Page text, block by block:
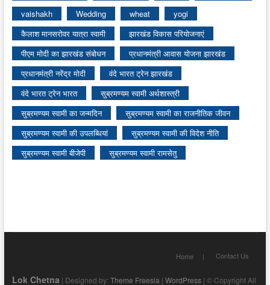
vaishakh
Wedding wheat
yogi
कैलाश मानसरोवर यात्रा स्वामी
झारखंड विकास परियोजनाएं
पीएम मोदी का झारखंड संबोधन
प्रधानमंत्री आवास योजना झारखंड
प्रधानमंत्री नरेंद्र मोदी
वंदे भारत ट्रेन झारखंड
वंदे भारत ट्रेन भारत
सुब्रमण्यम स्वामी अर्थशास्त्री
सुब्रमण्यम स्वामी का जन्मदिन
सुब्रमण्यम स्वामी का राजनीतिक जीवन
सुब्रमण्यम स्वामी की उपलब्धियां
सुब्रमण्यम स्वामी की विदेश नीति
सुब्रमण्यम स्वामी बीजेपी
सुब्रमण्यम स्वामी रामसेतु
Home Contact Us
Lok Chetna | Designed by: Theme Freesia | WordPress| © Copyright All